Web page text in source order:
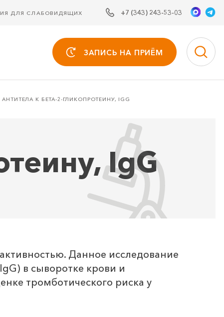
ДЛЯ СЛАБОВИДЯЩИХ +7 (343) 243-53-03
ЗАПИСЬ НА ПРИЁМ
АНТИТЕЛА К БЕТА-2-ГЛИКОПРОТЕИНУ, IGG
IgG
Данное исследование
в сыворотке крови и
тромботического риска у